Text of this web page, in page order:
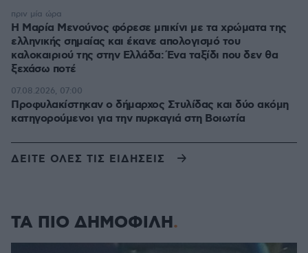
Η Μαρία Μενούνος φόρεσε μπικίνι με τα χρώματα της
ελληνικής σημαίας και έκανε απολογισμό του
καλοκαιριού της στην Ελλάδα: Ένα ταξίδι που δεν θα
ξεχάσω ποτέ
πριν μία ώρα
Προφυλακίστηκαν ο δήμαρχος Στυλίδας και δύο ακόμη
κατηγορούμενοι για την πυρκαγιά στη Βοιωτία
07.08.2026, 07:00
ΔΕΙΤΕ ΟΛΕΣ ΤΙΣ ΕΙΔΗΣΕΙΣ
ΤΑ ΠΙΟ ΔΗΜΟΦΙΛΗ